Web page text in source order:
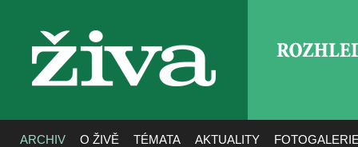
živa
ARCHIV O ŽIVĚ TÉMATA AKTUALITY